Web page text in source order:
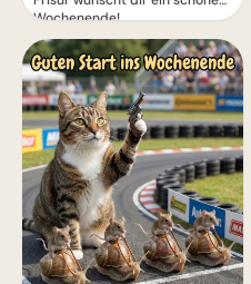
Wochenende!